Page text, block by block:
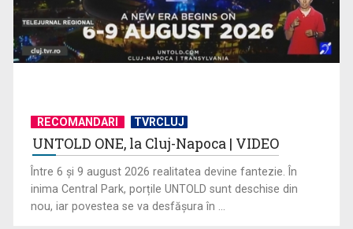
CM 2026: Belgia și Anglia, calificate în optimile de finală
RECOMANDARI TVRCLUJ
UNTOLD ONE, la Cluj-Napoca | VIDEO
Între 6 și 9 august 2026 realitatea devine fantezie. În
inima Central Park, porțile UNTOLD sunt deschise din
nou, iar povestea se va desfășura în ...